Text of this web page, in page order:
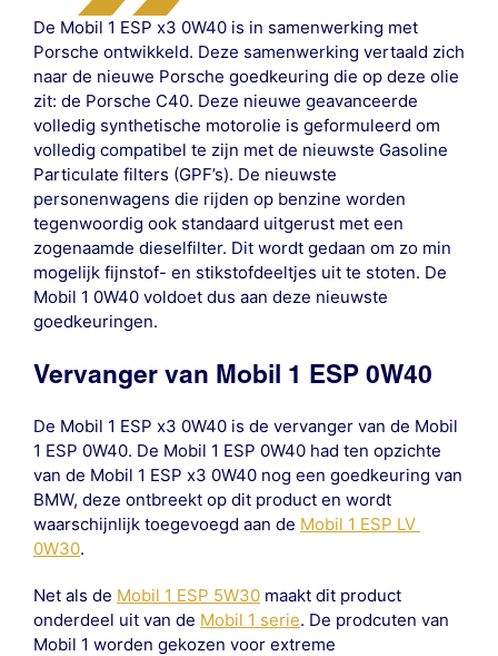
De Mobil 1 ESP x3 0W40 is in samenwerking met
Porsche ontwikkeld. Deze samenwerking vertaald zich
naar de nieuwe Porsche goedkeuring die op deze olie
zit: de Porsche C40. Deze nieuwe geavanceerde
volledig synthetische motorolie is geformuleerd om
volledig compatibel te zijn met de nieuwste Gasoline
Particulate filters (GPF’s). De nieuwste
personenwagens die rijden op benzine worden
tegenwoordig ook standaard uitgerust met een
zogenaamde dieselfilter. Dit wordt gedaan om zo min
mogelijk fijnstof- en stikstofdeeltjes uit te stoten. De
Mobil 1 0W40 voldoet dus aan deze nieuwste
goedkeuringen.
Vervanger van Mobil 1 ESP 0W40
De Mobil 1 ESP x3 0W40 is de vervanger van de Mobil
1 ESP 0W40. De Mobil 1 ESP 0W40 had ten opzichte
van de Mobil 1 ESP x3 0W40 nog een goedkeuring van
BMW, deze ontbreekt op dit product en wordt
waarschijnlijk toegevoegd aan de Mobil 1 ESP LV
0W30.
Net als de Mobil 1 ESP 5W30maakt dit product
onderdeel uit van de Mobil 1 serie. De prodcuten van
Mobil 1 worden gekozen voor extreme